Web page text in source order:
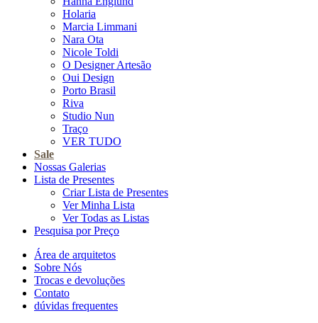
Holaria
Marcia Limmani
Nara Ota
Nicole Toldi
O Designer Artesão
Oui Design
Porto Brasil
Riva
Studio Nun
Traço
VER TUDO
Sale
Nossas Galerias
Lista de Presentes
Criar Lista de Presentes
Ver Minha Lista
Ver Todas as Listas
Pesquisa por Preço
Área de arquitetos
Sobre Nós
Trocas e devoluções
Contato
dúvidas frequentes